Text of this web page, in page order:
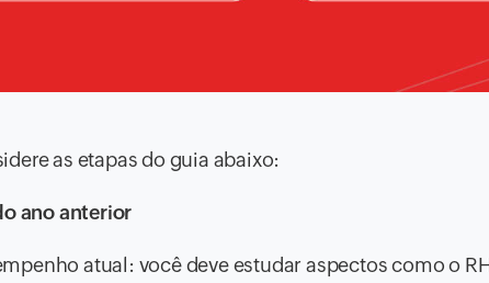
as etapas do guia abaixo:
ano anterior
atual: você deve estudar aspectos como o